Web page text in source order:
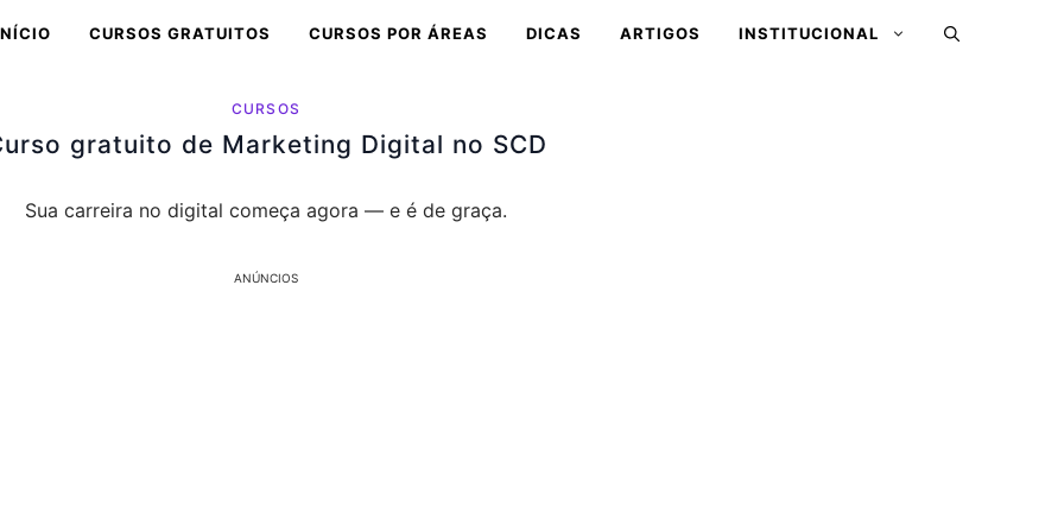
CURSOS GRATUITOS CURSOS POR ÁREAS DICAS ARTIGOS INSTITUCIONAL
CURSOS
gratuito de Marketing Digital no SCD
Sua carreira no digital começa agora — e é de graça.
ANÚNCIOS